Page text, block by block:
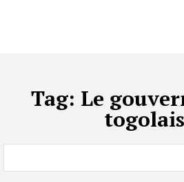
Tag: Le
togolais